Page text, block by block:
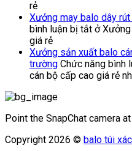
rẻ
Xưởng may balo dây
bình luận bị tắt ở
giá rẻ
Xưởng sản xuất balo
trường Chức năng bình
cán bộ cấp cao giá rẻ
Point the SnapChat camera
Copyright 2026 © balo túi